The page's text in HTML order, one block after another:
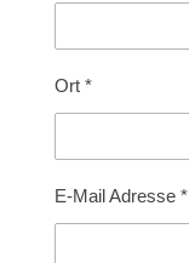
Ort *
E-Mail Adresse *